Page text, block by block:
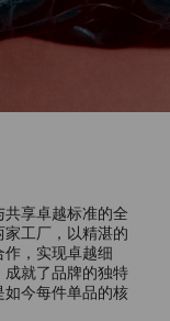
享卓越标准的全
工厂，以精湛的
，实现卓越细
就了品牌的独特
今每件单品的核